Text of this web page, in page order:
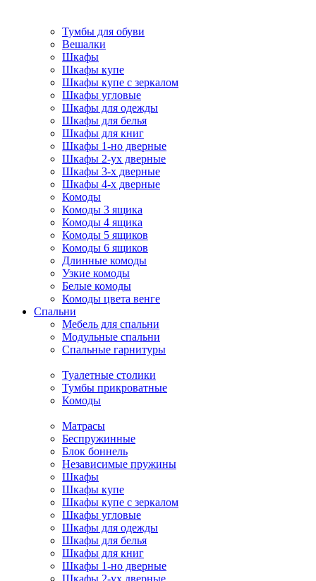
Тумбы для обуви
Вешалки
Шкафы
Шкафы купе
Шкафы купе с зеркалом
Шкафы угловые
Шкафы для одежды
Шкафы для белья
Шкафы для книг
Шкафы 1-но дверные
Шкафы 2-ух дверные
Шкафы 3-х дверные
Шкафы 4-х дверные
Комоды
Комоды 3 ящика
Комоды 4 ящика
Комоды 5 ящиков
Комоды 6 ящиков
Длинные комоды
Узкие комоды
Белые комоды
Комоды цвета венге
Спальни
Мебель для спальни
Модульные спальни
Спальные гарнитуры
Туалетные столики
Тумбы прикроватные
Комоды
Матрасы
Беспружинные
Блок боннель
Независимые пружины
Шкафы
Шкафы купе
Шкафы купе с зеркалом
Шкафы угловые
Шкафы для одежды
Шкафы для белья
Шкафы для книг
Шкафы 1-но дверные
Шкафы 2-ух дверные